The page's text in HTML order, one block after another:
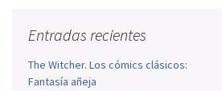
Entradas recientes
The Witcher. Los cómics clásicos:
Fantasía añeja